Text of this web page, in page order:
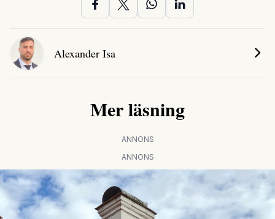
Alexander Isa
Mer läsning
ANNONS
ANNONS